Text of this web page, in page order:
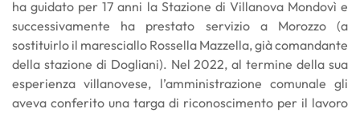
ha guidato per 17 anni la Stazione di Villanova Mondovì e
successivamente ha prestato servizio a Morozzo (a
sostituirlo il maresciallo Rossella Mazzella, già comandante
della stazione di Dogliani). Nel 2022, al termine della sua
esperienza villanovese, l’amministrazione comunale gli
aveva conferito una targa di riconoscimento per il lavoro